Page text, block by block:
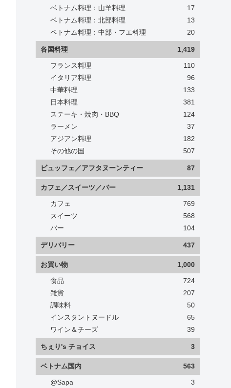
ベトナム料理：山羊料理
17
ベトナム料理：北部料理
13
ベトナム料理：中部・フエ料理
20
各国料理 1,419
フランス料理
110
イタリア料理
96
中華料理
133
日本料理
381
ステーキ・焼肉・BBQ
124
ラーメン
37
アジアン料理
182
その他の国
507
ビュッフェ／アフタヌーンティー 87
カフェ／スイーツ／バー 1,131
カフェ
769
スイーツ
568
バー
104
デリバリー 437
お買い物 1,000
食品
724
雑貨
207
調味料
50
インスタントヌードル
65
ワイン＆チーズ
39
ちぇり's チョイス 3
ベトナム国内 563
@Sapa
3